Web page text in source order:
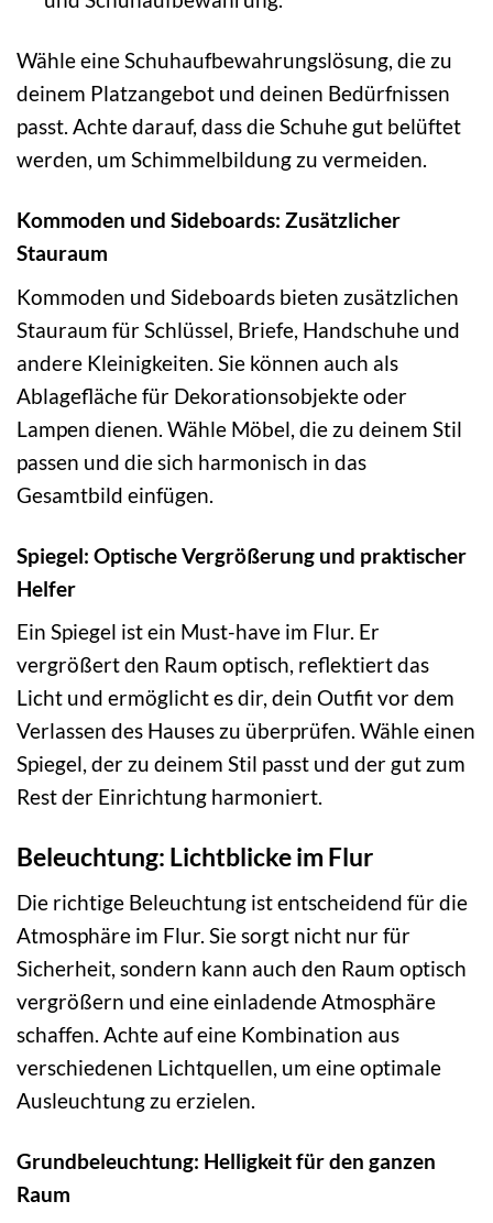
Wähle eine Schuhaufbewahrungslösung, die zu
deinem Platzangebot und deinen Bedürfnissen
passt. Achte darauf, dass die Schuhe gut belüftet
werden, um Schimmelbildung zu vermeiden.
Kommoden und Sideboards: Zusätzlicher
Stauraum
Kommoden und Sideboards bieten zusätzlichen
Stauraum für Schlüssel, Briefe, Handschuhe und
andere Kleinigkeiten. Sie können auch als
Ablagefläche für Dekorationsobjekte oder
Lampen dienen. Wähle Möbel, die zu deinem Stil
passen und die sich harmonisch in das
Gesamtbild einfügen.
Spiegel: Optische Vergrößerung und praktischer
Helfer
Ein Spiegel ist ein Must-have im Flur. Er
vergrößert den Raum optisch, reflektiert das
Licht und ermöglicht es dir, dein Outfit vor dem
Verlassen des Hauses zu überprüfen. Wähle einen
Spiegel, der zu deinem Stil passt und der gut zum
Rest der Einrichtung harmoniert.
Beleuchtung: Lichtblicke im Flur
Die richtige Beleuchtung ist entscheidend für die
Atmosphäre im Flur. Sie sorgt nicht nur für
Sicherheit, sondern kann auch den Raum optisch
vergrößern und eine einladende Atmosphäre
schaffen. Achte auf eine Kombination aus
verschiedenen Lichtquellen, um eine optimale
Ausleuchtung zu erzielen.
Grundbeleuchtung: Helligkeit für den ganzen
Raum